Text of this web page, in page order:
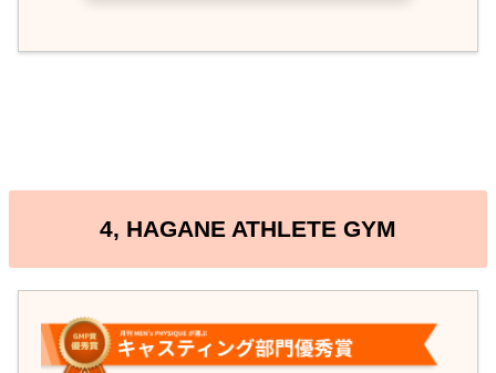
4, HAGANE ATHLETE GYM